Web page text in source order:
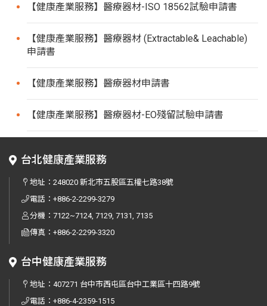
【健康產業服務】醫療器材-ISO 18562試驗申請書
【健康產業服務】醫療器材 (Extractable& Leachable)
申請書
【健康產業服務】醫療器材申請書
【健康產業服務】醫療器材-EO殘留試驗申請書
台北健康產業服務
地址：248020 新北市五股區五權七路38號
電話：+886-2-2299-3279
分機：7122~7124, 7129, 7131, 7135
傳真：+886-2-2299-3320
台中健康產業服務
地址：407271 台中市西屯區台中工業區十四路9號
電話：+886-4-2359-1515